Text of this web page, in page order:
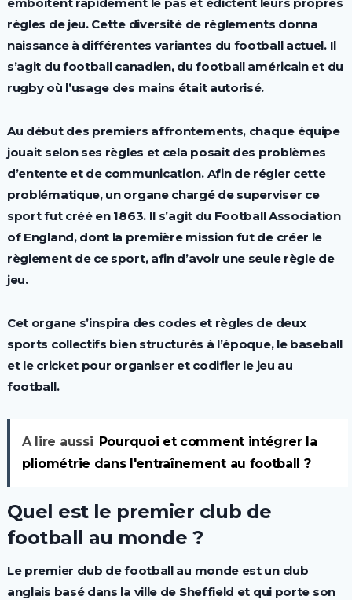
règles de jeu. Cette diversité de règlements donna
naissance à différentes variantes du football actuel. Il
s’agit du football canadien, du football américain et du
rugby où l’usage des mains était autorisé.
Au début des premiers affrontements, chaque équipe
jouait selon ses règles et cela posait des problèmes
d’entente et de communication. Afin de régler cette
problématique, un organe chargé de superviser ce
sport fut créé en 1863. Il s’agit du Football Association
of England, dont la première mission fut de créer le
règlement de ce sport, afin d’avoir une seule règle de
jeu.
Cet organe s’inspira des codes et règles de deux
sports collectifs bien structurés à l’époque, le baseball
et le cricket pour organiser et codifier le jeu au
football.
A lire aussi Pourquoi et comment intégrer la
pliométrie dans l'entraînement au football ?
Quel est le premier club de
football au monde ?
Le premier club de football au monde est un club
anglais basé dans la ville de Sheffield et qui porte son